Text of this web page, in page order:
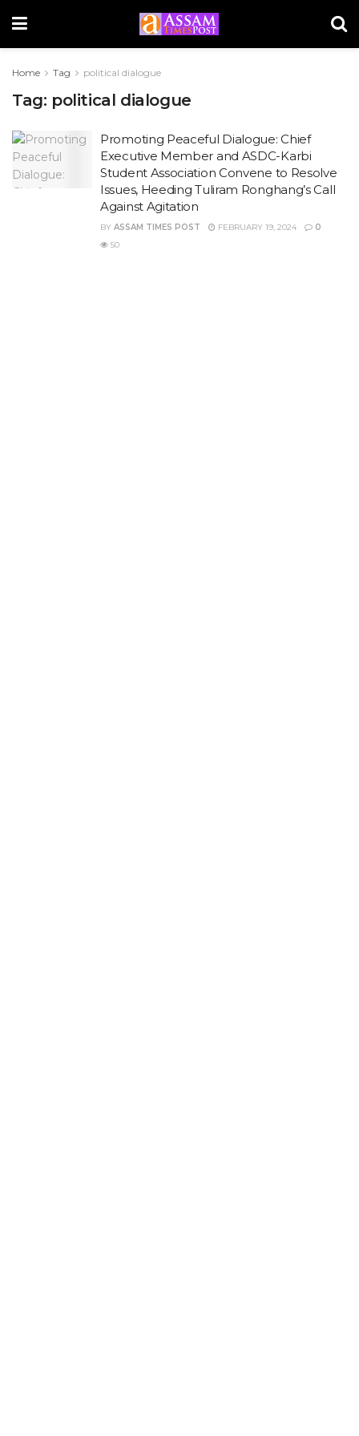
Home Tag political dialogue
Tag: political dialogue
Promoting Peaceful Dialogue: Chief
Executive Member and ASDC-Karbi
Student Association Convene to Resolve
Issues, Heeding Tuliram Ronghang’s Call
Against Agitation
BY ASSAM TIMES POST FEBRUARY 19, 2024
0
50